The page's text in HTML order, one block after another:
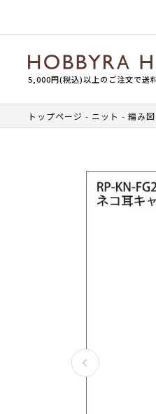
5,000円(税込)以上のご注文で送
トップページ ニット 編み図